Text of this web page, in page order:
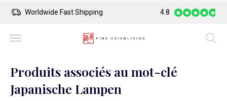
Worldwide Fast Shipping Safe Payment
4.8
Produits associés au mot-clé
Japanische Lampen